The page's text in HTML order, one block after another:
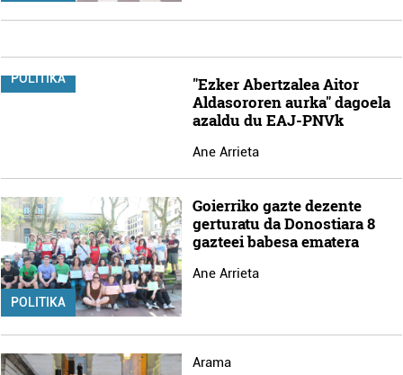
POLITIKA
"Ezker Abertzalea Aitor
Aldasororen aurka" dagoela
azaldu du EAJ-PNVk
Ane Arrieta
POLITIKA
Goierriko gazte dezente
gerturatu da Donostiara 8
gazteei babesa ematera
Ane Arrieta
Arama